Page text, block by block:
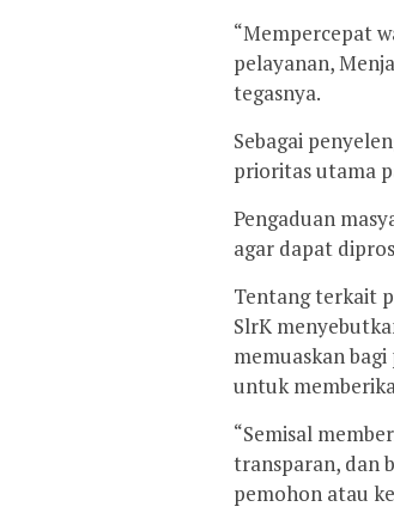
“Mempercepat
pelayanan,
tegasnya.
Sebagai
prioritas utama
Pengaduan
agar dapat
Tentang terkait
SlrK
memuaskan
untuk
“Semisal
transparan, dan
pemohon atau